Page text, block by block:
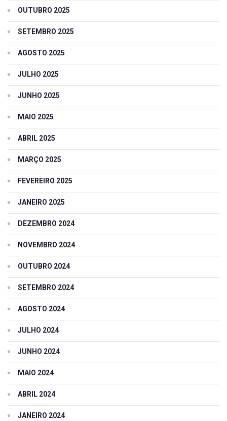
OUTUBRO 2025
SETEMBRO 2025
AGOSTO 2025
JULHO 2025
JUNHO 2025
MAIO 2025
ABRIL 2025
MARÇO 2025
FEVEREIRO 2025
JANEIRO 2025
DEZEMBRO 2024
NOVEMBRO 2024
OUTUBRO 2024
SETEMBRO 2024
AGOSTO 2024
JULHO 2024
JUNHO 2024
MAIO 2024
ABRIL 2024
JANEIRO 2024